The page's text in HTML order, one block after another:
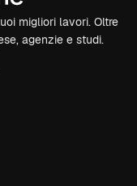
migliori lavori. Oltre
agenzie e studi.